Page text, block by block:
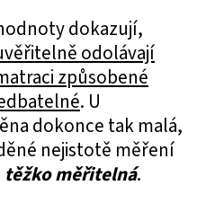
dokazují,
odolávají
způsobené
. U
dokonce tak malá,
nejistotě měření
těžko měřitelná.